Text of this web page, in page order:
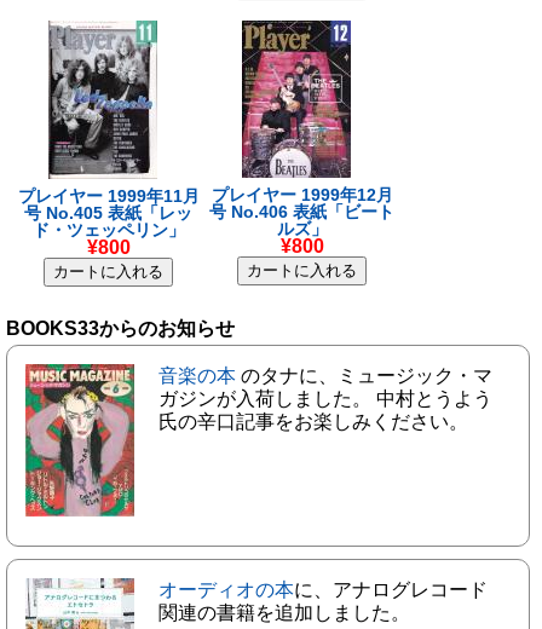
プレイヤー 1999年11月
号 No.405 表紙「レッ
ド・ツェッペリン」
¥800
プレイヤー 1999年12月
号 No.406 表紙「ビート
ルズ」
¥800
BOOKS33からのお知らせ
音楽の本 のタナに、ミュージック・マ
ガジンが入荷しました。 中村とうよう
氏の辛口記事をお楽しみください。
オーディオの本に、アナログレコード
関連の書籍を追加しました。